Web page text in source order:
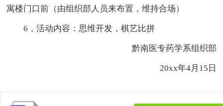
寓楼门口前（由组织部人员来布置，维持合场）
6，活动内容：思维开发，棋艺比拼
黔南医专药学系组织部
20xx年4月15日